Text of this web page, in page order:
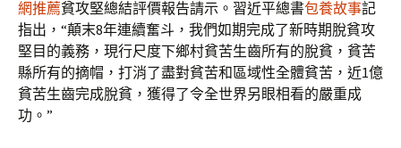
網推薦貧攻堅總結評價報告請示。習近平總書包養故事記
指出，“顛末8年連續奮斗，我們如期完成了新時期脫貧攻
堅目的義務，現行尺度下鄉村貧苦生齒所有的脫貧，貧苦
縣所有的摘帽，打消了盡對貧苦和區域性全體貧苦，近1億
貧苦生齒完成脫貧，獲得了令全世界另眼相看的嚴重成
功。”